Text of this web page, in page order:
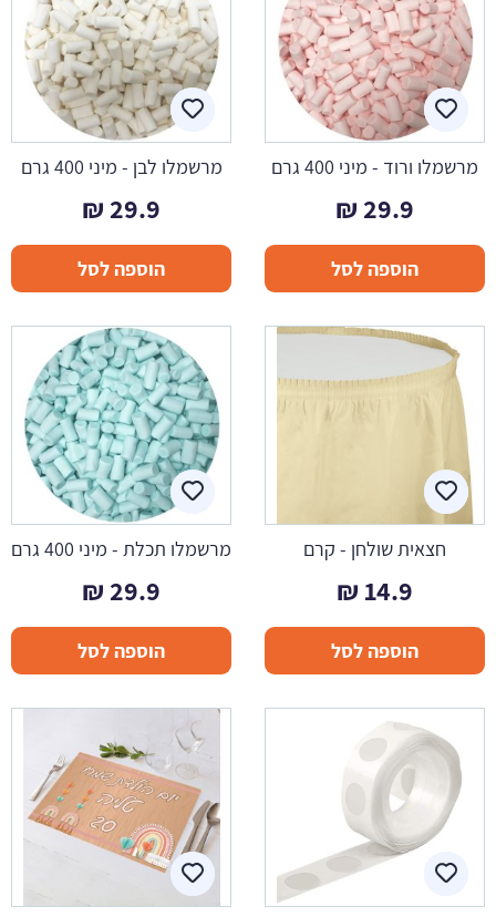
מרשמלו ורוד - מיני 400 גרם
29.9
₪
הוספה לסל
מרשמלו לבן - מיני 400 גרם
29.9
₪
הוספה לסל
חצאית שולחן - קרם
14.9
₪
הוספה לסל
מרשמלו תכלת - מיני 400 גרם
29.9
₪
הוספה לסל